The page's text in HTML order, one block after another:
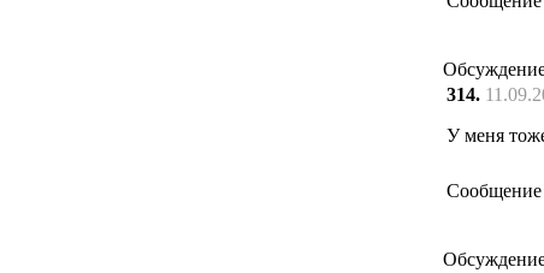
314.
У меня
Сообщение